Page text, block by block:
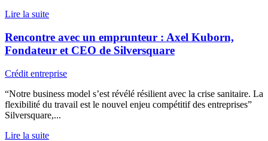
Lire la suite
Rencontre avec un emprunteur : Axel Kuborn,
Fondateur et CEO de Silversquare
Crédit entreprise
“Notre business model s’est révélé résilient avec la crise sanitaire. La
flexibilité du travail est le nouvel enjeu compétitif des entreprises”
Silversquare,...
Lire la suite